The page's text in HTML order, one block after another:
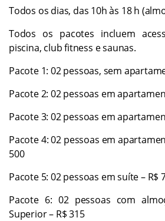
Todos os dias, das 10h às 18 h
Todos os pacotes incluem
piscina, club fitness e saunas.
Pacote 1: 02 pessoas, sem
Pacote 2: 02 pessoas em
Pacote 3: 02 pessoas em
Pacote 4: 02 pessoas em
500
Pacote 5: 02 pessoas em suíte – R$
Pacote 6: 02 pessoas com
Superior – R$ 315